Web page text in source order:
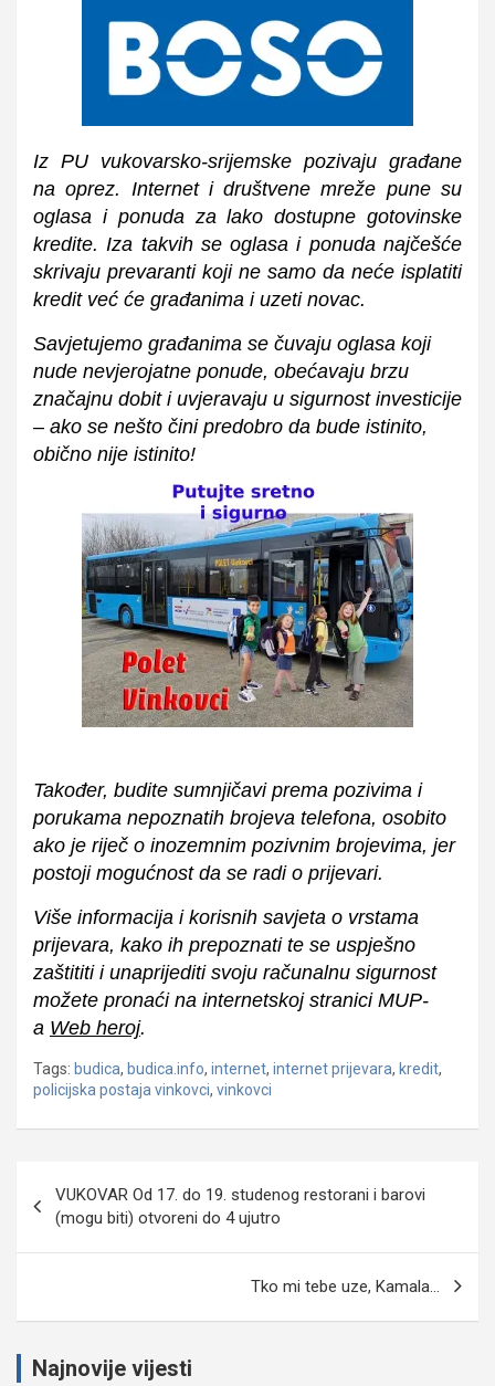
Iz PU vukovarsko-srijemske pozivaju građane
na oprez. Internet i društvene mreže pune su
oglasa i ponuda za lako dostupne gotovinske
kredite. Iza takvih se oglasa i ponuda najčešće
skrivaju prevaranti koji ne samo da neće isplatiti
kredit već će građanima i uzeti novac.
Savjetujemo građanima se čuvaju oglasa koji
nude nevjerojatne ponude, obećavaju brzu
značajnu dobit i uvjeravaju u sigurnost investicije
– ako se nešto čini predobro da bude istinito,
obično nije istinito!
Također, budite sumnjičavi prema pozivima i
porukama nepoznatih brojeva telefona, osobito
ako je riječ o inozemnim pozivnim brojevima, jer
postoji mogućnost da se radi o prijevari.
Više informacija i korisnih savjeta o vrstama
prijevara, kako ih prepoznati te se uspješno
zaštititi i unaprijediti svoju računalnu sigurnost
možete pronaći na internetskoj stranici MUP-
a Web heroj.
Tags: budica, budica.info, internet, internet prijevara, kredit,
policijska postaja vinkovci, vinkovci
objava
VUKOVAR Od 17. do 19. studenog restorani i barovi
(mogu biti) otvoreni do 4 ujutro
Tko mi tebe uze, Kamala…
Najnovije vijesti